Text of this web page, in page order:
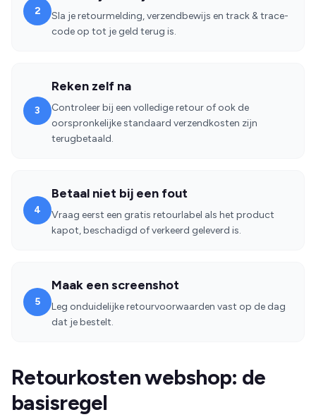
2
Sla je retourmelding, verzendbewijs en track & trace-
code op tot je geld terug is.
3
Reken zelf na
Controleer bij een volledige retour of ook de
oorspronkelijke standaard verzendkosten zijn
terugbetaald.
4
Betaal niet bij een fout
Vraag eerst een gratis retourlabel als het product
kapot, beschadigd of verkeerd geleverd is.
5
Maak een screenshot
Leg onduidelijke retourvoorwaarden vast op de dag
dat je bestelt.
Retourkosten webshop: de
basisregel